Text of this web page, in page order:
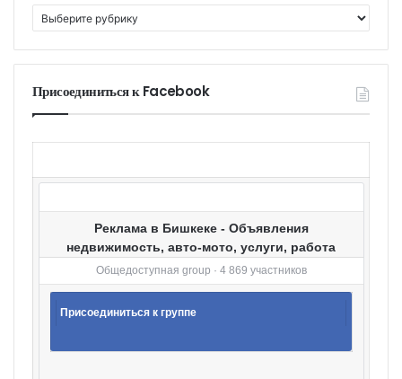
а
т
г
и
Присоединиться к Facebook
Реклама в Бишкеке - Объявления
недвижимость, авто-мото, услуги, работа
Общедоступная group · 4 869 участников
Присоединиться к группе